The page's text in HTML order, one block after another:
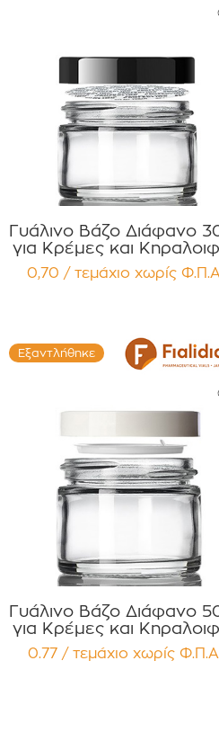
Γυάλινο Βάζο Διάφανο
για Κρέμες και
με Μαύρο Γυαλιστερό
PP Liner Συσκευασία 12
0,70 / τεμάχιο χωρίς Φ.Π.Α
Εξαντλήθηκε
Γυάλινο Βάζο Διάφανο
για Κρέμες και
με Λευκό Γυαλιστερό
Παρέμβυσμα Συσκευασία 12
0.77 / τεμάχιο χωρίς Φ.Π.Α